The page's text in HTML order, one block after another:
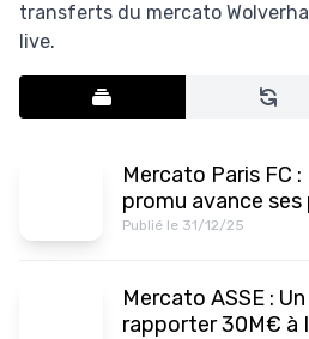
transferts du mercato
live.
Mercato Paris FC
promu avance ses
Publié le 31/12/25
Mercato ASSE :
rapporter 30M€ à